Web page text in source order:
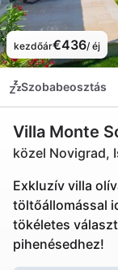
kezdőár€436/ éj
Szobabeosztás
Villa Monte
közel Novigrad,
Exkluzív villa
töltőállomással
tökéletes
pihenésedhez!